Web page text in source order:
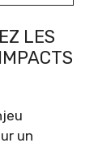
LES
un